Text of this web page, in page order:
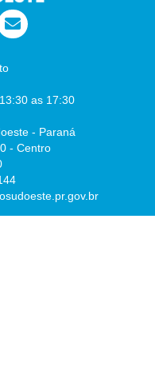
as 17:30
- Paraná
- Centro